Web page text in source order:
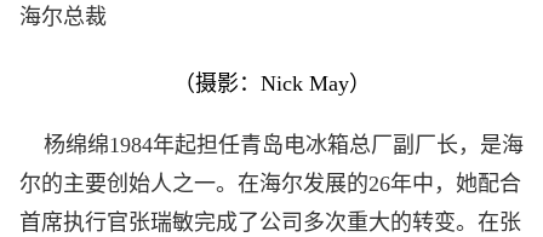
海尔总裁
（摄影： Nick May）
杨绵绵1984年起担任青岛电冰箱总厂副厂长，是海
尔的主要创始人之一。在海尔发展的26年中，她配合
首席执行官张瑞敏完成了公司多次重大的转变。在张